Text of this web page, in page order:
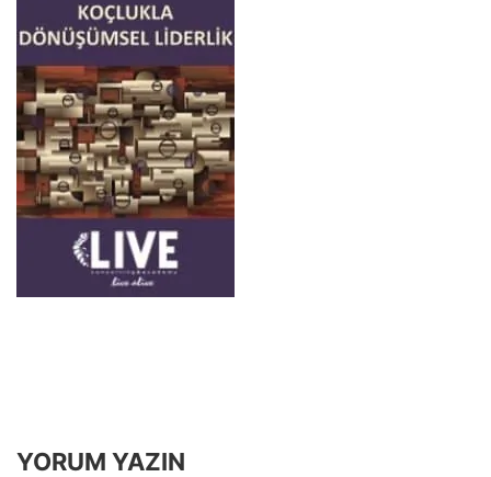
YORUM YAZIN